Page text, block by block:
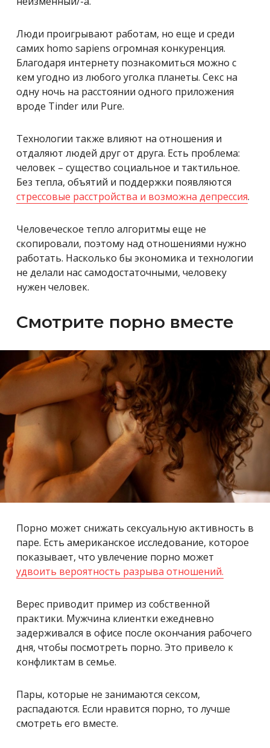
Люди проигрывают работам, но еще и среди
самих homo sapiens огромная конкуренция.
Благодаря интернету познакомиться можно с
кем угодно из любого уголка планеты. Секс на
одну ночь на расстоянии одного приложения
вроде Tinder или Pure.
Технологии также влияют на отношения и
отдаляют людей друг от друга. Есть проблема:
человек – существо социальное и тактильное.
Без тепла, объятий и поддержки появляются
стрессовые расстройства и возможна депрессия.
Человеческое тепло алгоритмы еще не
скопировали, поэтому над отношениями нужно
работать. Насколько бы экономика и технологии
не делали нас самодостаточными, человеку
нужен человек.
Смотрите порно вместе
Порно может снижать сексуальную активность в
паре. Есть американское исследование, которое
показывает, что увлечение порно может
удвоить вероятность разрыва отношений.
Верес приводит пример из собственной
практики. Мужчина клиентки ежедневно
задерживался в офисе после окончания рабочего
дня, чтобы посмотреть порно. Это привело к
конфликтам в семье.
Пары, которые не занимаются сексом,
распадаются. Если нравится порно, то лучше
смотреть его вместе.